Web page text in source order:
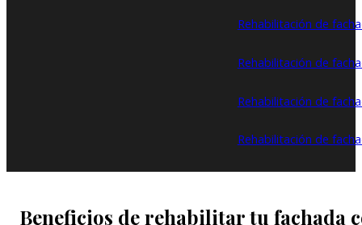
Rehabilitación de
Rehabilitación de
Rehabilitación de
Rehabilitación de
Beneficios de rehabilitar tu fachada